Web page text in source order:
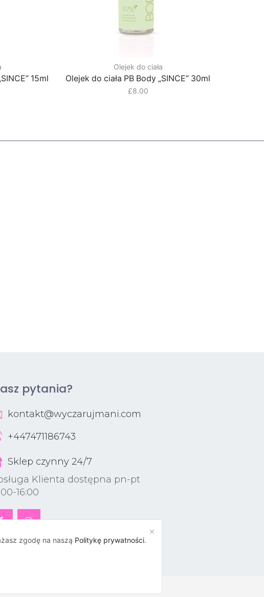
15ml
Olejek do ciała
Olejek do ciała PB Body „SINCE” 30ml
£8.00
zgodę na naszą Politykę prywatności.
pytania?
kontakt@wyczarujmani.com
+447471186743
Sklep czynny 24/7
Klienta dostępna pn-pt
16:00